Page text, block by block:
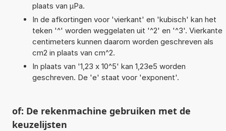
plaats van µPa.
In de afkortingen voor 'vierkant' en 'kubisch' kan het
teken '^' worden weggelaten uit '^2' en '^3'. Vierkante
centimeters kunnen daarom worden geschreven als
cm2 in plaats van cm^2.
In plaats van '1,23 x 10^5' kan 1,23e5 worden
geschreven. De 'e' staat voor 'exponent'.
of: De rekenmachine gebruiken met de
keuzelijsten